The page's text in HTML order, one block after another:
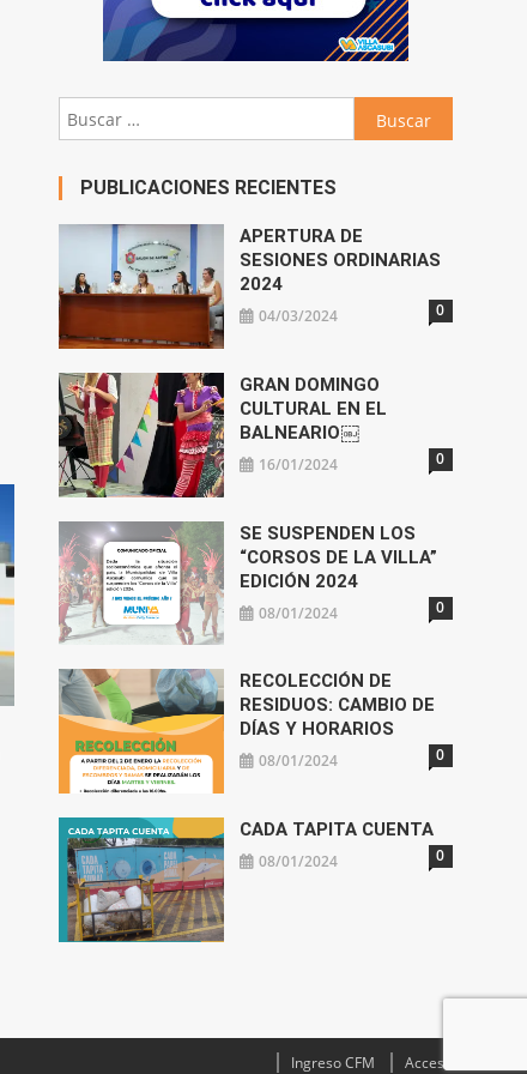
Buscar:
PUBLICACIONES RECIENTES
APERTURA DE
SESIONES ORDINARIAS
2024
04/03/2024 0
GRAN DOMINGO
CULTURAL EN EL
BALNEARIO￼
16/01/2024 0
SE SUSPENDEN LOS
“CORSOS DE LA VILLA”
EDICIÓN 2024
08/01/2024 0
RECOLECCIÓN DE
RESIDUOS: CAMBIO DE
DÍAS Y HORARIOS
08/01/2024 0
CADA TAPITA CUENTA
08/01/2024 0
Ingreso CFM Acceso